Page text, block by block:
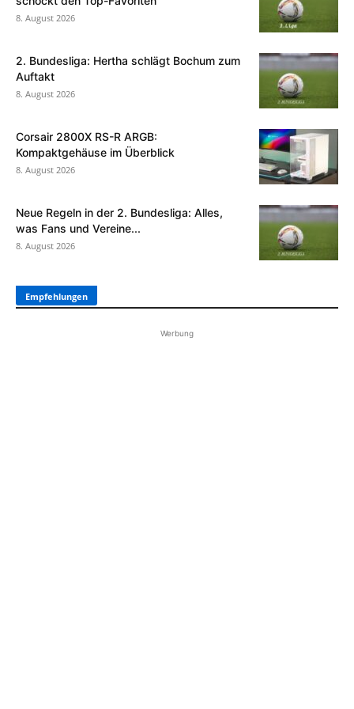
8. August 2026
2. Bundesliga: Hertha schlägt Bochum zum
Auftakt
8. August 2026
Corsair 2800X RS-R ARGB:
Kompaktgehäuse im Überblick
8. August 2026
Neue Regeln in der 2. Bundesliga: Alles,
was Fans und Vereine...
8. August 2026
Empfehlungen
Werbung